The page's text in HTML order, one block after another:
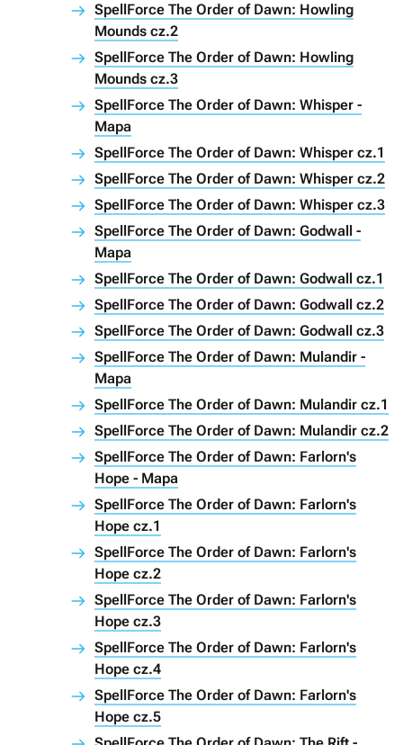
SpellForce The Order of Dawn: Howling
Mounds cz.2
SpellForce The Order of Dawn: Howling
Mounds cz.3
SpellForce The Order of Dawn: Whisper -
Mapa
SpellForce The Order of Dawn: Whisper cz.1
SpellForce The Order of Dawn: Whisper cz.2
SpellForce The Order of Dawn: Whisper cz.3
SpellForce The Order of Dawn: Godwall -
Mapa
SpellForce The Order of Dawn: Godwall cz.1
SpellForce The Order of Dawn: Godwall cz.2
SpellForce The Order of Dawn: Godwall cz.3
SpellForce The Order of Dawn: Mulandir -
Mapa
SpellForce The Order of Dawn: Mulandir cz.1
SpellForce The Order of Dawn: Mulandir cz.2
SpellForce The Order of Dawn: Farlorn's
Hope - Mapa
SpellForce The Order of Dawn: Farlorn's
Hope cz.1
SpellForce The Order of Dawn: Farlorn's
Hope cz.2
SpellForce The Order of Dawn: Farlorn's
Hope cz.3
SpellForce The Order of Dawn: Farlorn's
Hope cz.4
SpellForce The Order of Dawn: Farlorn's
Hope cz.5